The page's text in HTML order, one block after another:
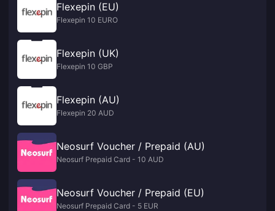
Flexepin (EU)
Flexepin 10 EURO
Flexepin (UK)
Flexepin 10 GBP
Flexepin (AU)
Flexepin 20 AUD
Neosurf Voucher / Prepaid (AU)
Neosurf Prepaid Card - 10 AUD
Neosurf Voucher / Prepaid (EU)
Neosurf Prepaid Card - 5 EUR